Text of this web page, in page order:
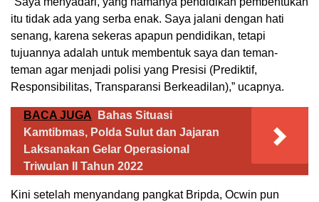
itu tidak ada yang serba enak. Saya jalani dengan hati
senang, karena sekeras apapun pendidikan, tetapi
tujuannya adalah untuk membentuk saya dan teman-
teman agar menjadi polisi yang Presisi (Prediktif,
Responsibilitas, Transparansi Berkeadilan),” ucapnya.
BACA JUGA
Bahas Situasi
Kamtibmas, Polda Sulut dan Jajaran
Laksanakan Gelar Operasional
Triwulan II Tahun 2022
Kini setelah menyandang pangkat Bripda, Ocwin pun